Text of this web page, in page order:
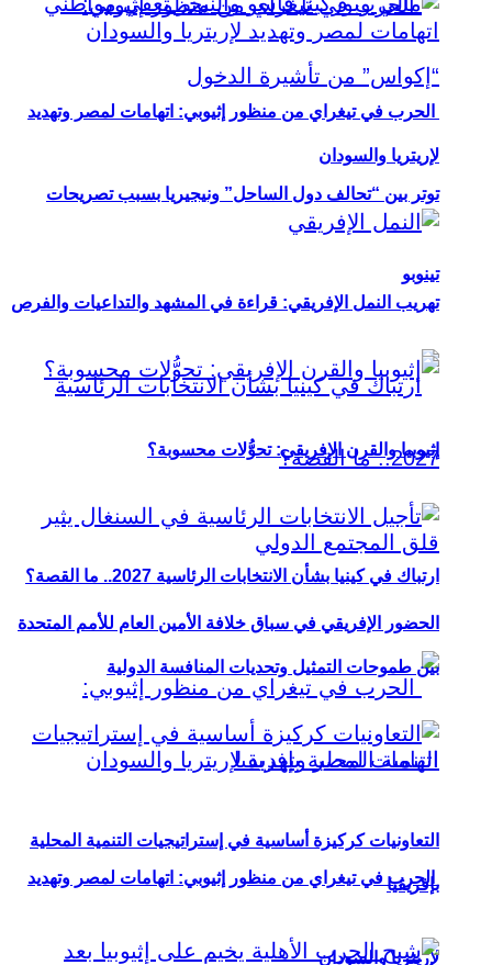
توتر بين “تحالف دول الساحل” ونيجيريا بسبب تصريحات
تينوبو
ارتباك في كينيا بشأن الانتخابات الرئاسية 2027.. ما القصة؟
الحرب في تيغراي من منظور إثيوبي: اتهامات لمصر وتهديد
لإريتريا والسودان
الحرب في تيغراي من منظور إثيوبي: اتهامات لمصر وتهديد
لإريتريا والسودان
تهريب النمل الإفريقي: قراءة في المشهد والتداعيات والفرص
إثيوبيا والقرن الإفريقي: تحوُّلات محسوبة؟
الحضور الإفريقي في سباق خلافة الأمين العام للأمم المتحدة
بين طموحات التمثيل وتحديات المنافسة الدولية
التعاونيات كركيزة أساسية في إستراتيجيات التنمية المحلية
بإفريقيا